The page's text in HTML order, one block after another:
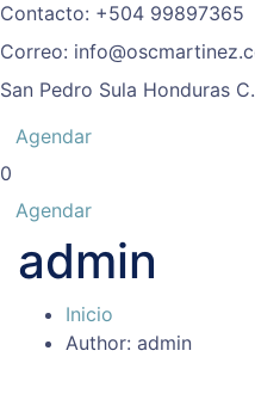
Contacto: +504 99897365
Correo:
San Pedro Sula Honduras
Agendar
0
Agendar
admin
Inicio
Author: admin